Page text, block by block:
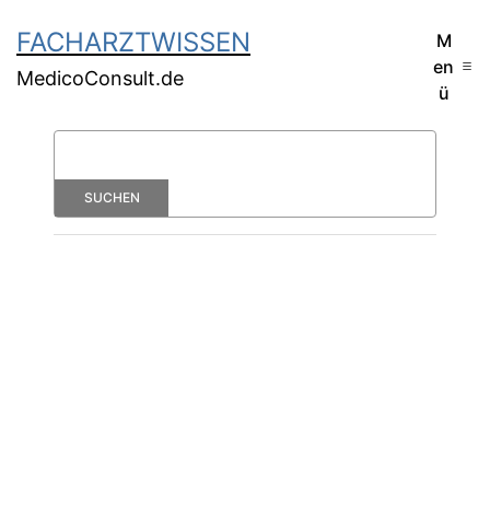
FACHARZTWISSEN
MedicoConsult.de
M
en
ü